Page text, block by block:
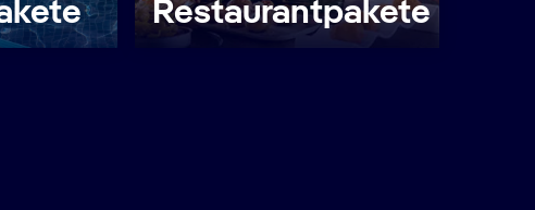
Restaurantpakete